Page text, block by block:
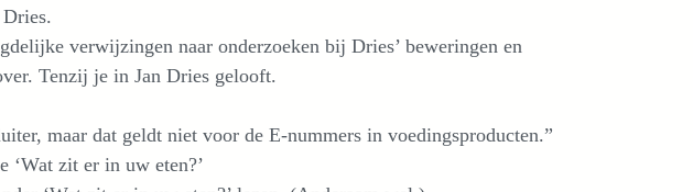
verwijzingen naar onderzoeken bij Dries’ beweringen en
Tenzij je in Jan Dries gelooft.
maar dat geldt niet voor de E-nummers in voedingsproducten.”
zit er in uw eten?’